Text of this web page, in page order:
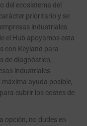
del ecosistema del
prioritario y se
industriales
el Hub apoyamos esta
con Keyland para
de diagnóstico,
industriales
ayuda posible,
cubrir los costes de
opción, no dudes en